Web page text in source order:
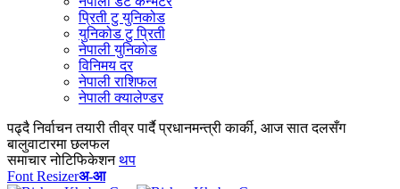
प्रिती टु युनिकोड
युनिकोड टु प्रिती
नेपाली युनिकोड
विनिमय दर
नेपाली राशिफल
नेपाली क्यालेण्डर
पढ्दै निर्वाचन तयारी तीव्र पार्दै प्रधानमन्त्री कार्की, आज सात दलसँग
बालुवाटारमा छलफल
समाचार नोटिफिकेशन थप
Font Resizerअ-आ